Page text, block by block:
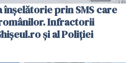
înșelătorie prin SMS care
Infractorii
și al Poliției